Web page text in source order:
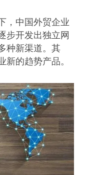
，中国外贸企业
步开发出独立网
种新渠道。其
新的趋势产品。